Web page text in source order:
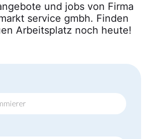
und jobs von Firma
service gmbh. Finden
Arbeitsplatz noch heute!